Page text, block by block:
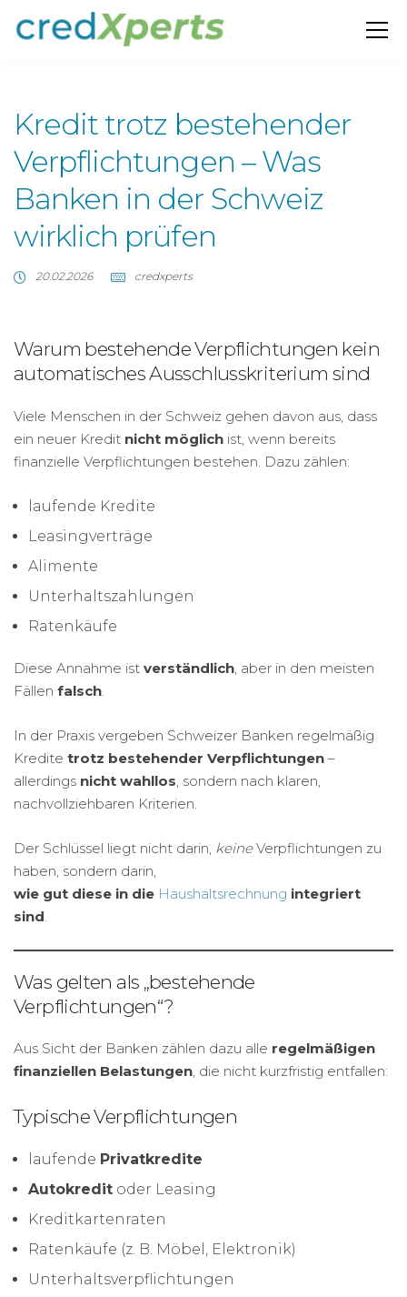
Kredit trotz bestehender
Verpflichtungen – Was
Banken in der Schweiz
wirklich prüfen
20.02.2026 credxperts
Warum bestehende Verpflichtungen kein
automatisches Ausschlusskriterium sind
Viele Menschen in der Schweiz gehen davon aus, dass
ein neuer Kredit nicht möglich ist, wenn bereits
finanzielle Verpflichtungen bestehen. Dazu zählen:
laufende Kredite
Leasingverträge
Alimente
Unterhaltszahlungen
Ratenkäufe
Diese Annahme ist verständlich , aber in den meisten
Fällen falsch
In der Praxis vergeben Schweizer Banken regelmäßig
Kredite trotz bestehender Verpflichtungen –
allerdings nicht wahllos , sondern nach klaren,
nachvollziehbaren Kriterien.
Der Schlüssel liegt nicht darin, keineVerpflichtungen zu
haben, sondern darin,
wie gut diese in die Haushaltsrechnung integriert
sind
Was gelten als „bestehende
Verpflichtungen“?
Aus Sicht der Banken zählen dazu alle regelmäßigen
finanziellen Belastungen, die nicht kurzfristig entfallen:
Typische Verpflichtungen
laufende Privatkredite
Autokredit oder Leasing
Kreditkartenraten
Ratenkäufe (z. B. Möbel, Elektronik)
Unterhaltsverpflichtungen